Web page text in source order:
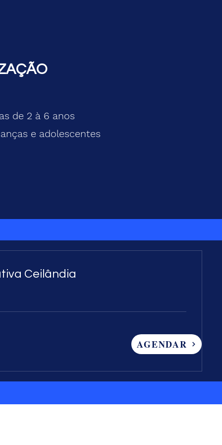
de 2 à 6 anos
e adolescentes
Ceilândia
AGENDAR